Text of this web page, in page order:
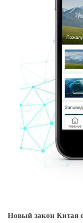
Новый закон Китая